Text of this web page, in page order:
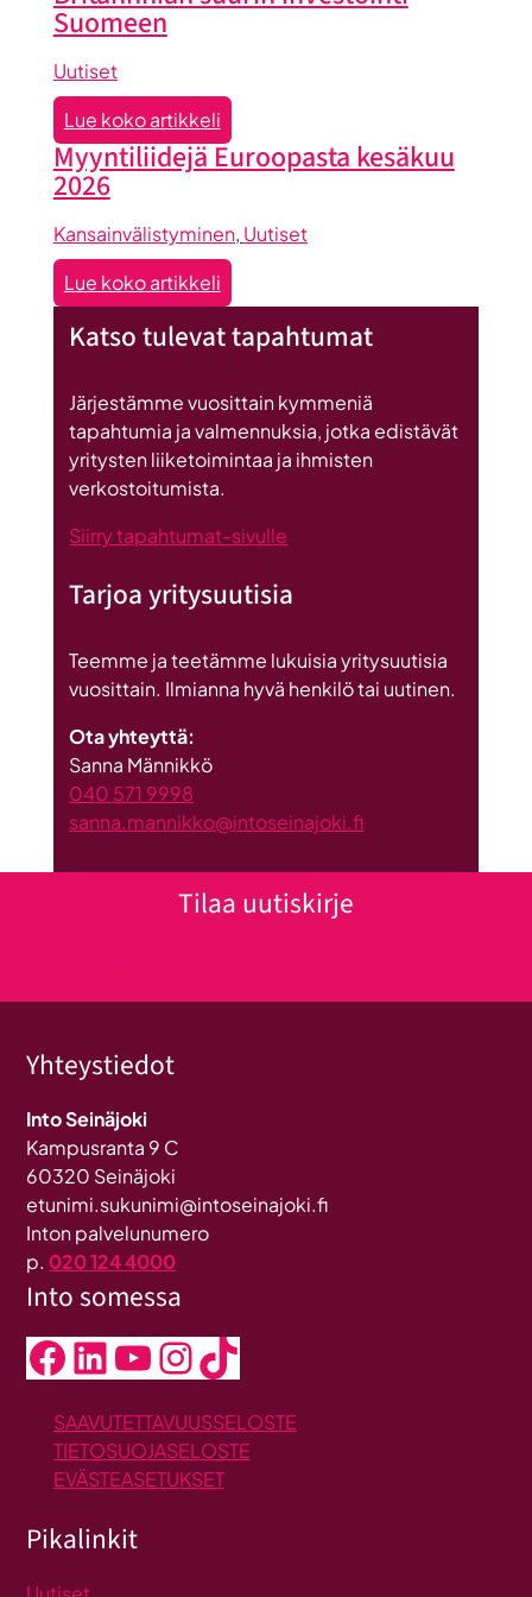
Seinäjoen
Suomeen
Uutiset
Lue koko artikkeli:
Seinäjoen
datakeskus
Britannnian
suurin
investointi
Myyntiliidejä Euroopasta kesäkuu
2026
Kansainvälistyminen, Uutiset
Lue koko artikkeli:
Myyntiliidejä
Euroopasta
2026
Katso tulevat tapahtumat
Järjestämme vuosittain kymmeniä
tapahtumia ja valmennuksia, jotka edistävät
yritysten liiketoimintaa ja ihmisten
verkostoitumista.
Siirry tapahtumat-sivulle
Tarjoa yritysuutisia
Teemme ja teetämme lukuisia yritysuutisia
vuosittain. Ilmianna hyvä henkilö tai uutinen.
Ota yhteyttä:
Sanna Männikkö
040 571 9998
sanna.mannikko@intoseinajoki.fi
Tilaa uutiskirje
Yhteystiedot
Into Seinäjoki
Kampusranta 9 C
60320 Seinäjoki
etunimi.sukunimi@intoseinajoki.fi
Inton palvelunumero
p. 020 124 4000
Into somessa
Facebook LinkedIn YouTube InstagramTikTok
SAAVUTETTAVUUSSELOSTE
TIETOSUOJASELOSTE
EVÄSTEASETUKSET
Pikalinkit